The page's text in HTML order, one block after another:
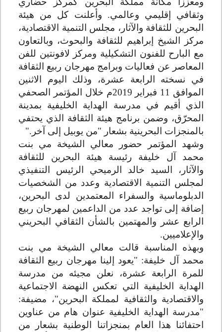
وثقافي إقليمي وعالمي. وأعلنت كل من هيئة
البحرين للثقافة والآثار، مجلس التنمية الاقتصادية،
مركز الشيخ إبراهيم للثقافة والبحوث، وبالتعاون
مع البارح للفنون التشكيلية ومركز لافونتين للفن
المعاصر عن فعاليات وبرامج مهرجان ربيع الثقافة
في نسخته الرابعة عشرة، وذلك اليوم الاثنين
الموافق 11 فبراير 2019م خلال المؤتمر الصحفي
الذي أقيم في مدرسة الهداية الخليفية بمدينة
المحرّق، وضمن برنامج هيئة الثقافة الذي يحتفي
بالمنجزات البحرينية بشعار "من يوبيل إلى آخر ".
وشهد المؤتمر حضور معالي الشيخة مي بنت
محمد آل خليفة رئيسة هيئة البحرين للثقافة
والآثار، السيد خالد الرميحي الرئيس التنفيذي
لمجلس التنمية الاقتصادية وعدد من الشخصيات
الدبلوماسية والسفراء المعتمدين لدى البحرين،
إضافة إلى تواجد عدد من الداعمين لمهرجان ربيع
الرابع عشر والمهتمين بالشأن الثقافي البحريني
والإعلاميين.
وبهذه المناسبة قالت معالي الشيخة مي بنت
محمد آل خليفة: "يعود إلينا مهرجان ربيع الثقافة
للمرة الرابعة عشرة، نعلن مجيئه من مدرسة
الهداية الخليفية التي تعكس النهضة الاجتماعية
والاقتصادية والثقافية لمملكة البحرين"، مضيفة:
"مدرسة الهداية الخليفية عنوان هام من عناوين
احتفائنا هذا العام بمنجزاتنا الوطنية بشعار من